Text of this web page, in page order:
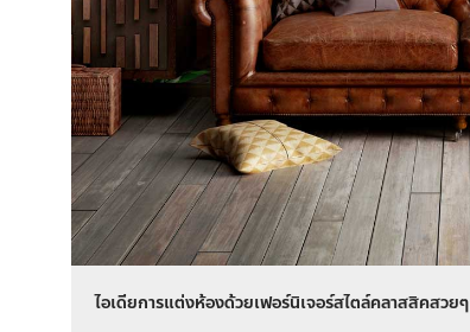
ไอเดียการแต่งห้องด้วยเฟอร์นิเจอร์สไตล์คลาสสิคสวยๆ